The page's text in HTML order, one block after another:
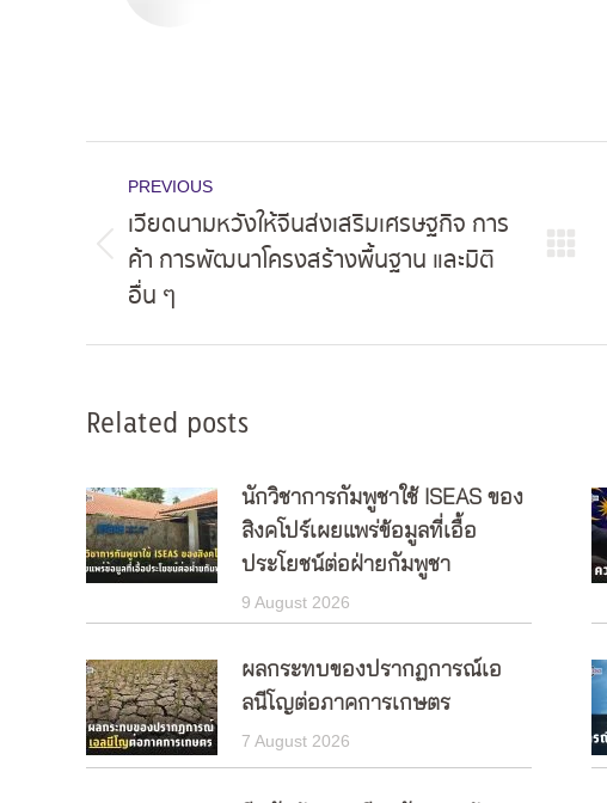
navigation
PREVIOUS
Previous
post:
เวียดนามหวังให้จีนส่งเสริมเศรษฐกิจ การ
ค้า การพัฒนาโครงสร้างพื้นฐาน และมิติ
อื่น ๆ
Related posts
นักวิชาการกัมพูชาใช้ ISEAS ของ
สิงคโปร์เผยแพร่ข้อมูลที่เอื้อ
ประโยชน์ต่อฝ่ายกัมพูชา
9 August 2026
ผลกระทบของปรากฏการณ์เอ
ลนีโญต่อภาคการเกษตร
7 August 2026